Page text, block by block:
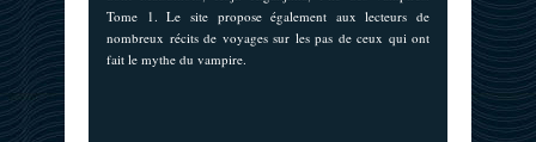
Tome 1. Le site propose également aux lecteurs de
nombreux récits de voyages sur les pas de ceux qui ont
fait le mythe du vampire.